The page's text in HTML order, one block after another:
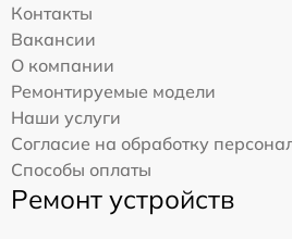
Контакты
Вакансии
О компании
Ремонтируемые модели
Наши услуги
Согласие на обработку
Способы оплаты
Ремонт устройств